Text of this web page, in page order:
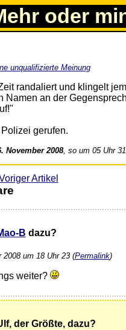
oder
unqualifizierte Meinung
randaliert und klingelt
Namen an der
gerufen.
November 2008, so um 05 Uhr 31
Artikel
B dazu?
2008 um 18 Uhr 23 (Permalink)
weiter?
der Größte, dazu?